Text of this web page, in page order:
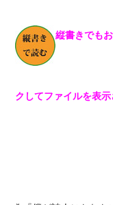
縦書きでも
クしてファイルを表示